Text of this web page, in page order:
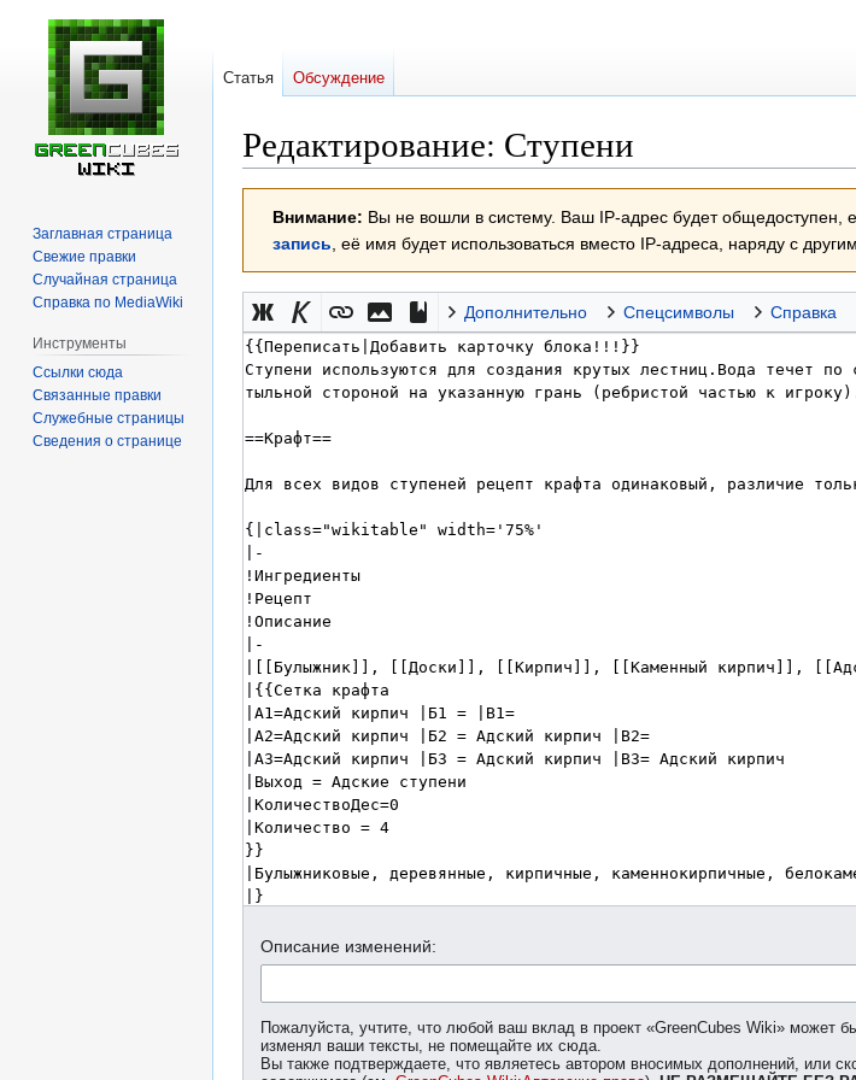
Редактирование: Ступени
навигации
поиску
Внимание: Вы не вошли в систему. Ваш IP-адрес будет общедоступен,
запись, её имя будет использоваться вместо IP-адреса, наряду с
Дополнительно Спецсимволы Справка
Описание изменений:
Пожалуйста, учтите, что любой ваш вклад в проект «GreenCubes Wiki» может
изменял ваши тексты, не помещайте их сюда.
Вы также подтверждаете, что являетесь автором вносимых дополнений, или
Статья Обсуждение
Заглавная страница
Свежие правки
Случайная страница
Справка по MediaWiki
Инструменты
Ссылки сюда
Связанные правки
Служебные страницы
Сведения о странице